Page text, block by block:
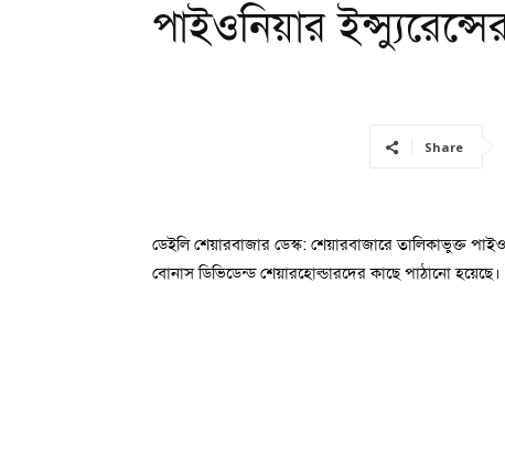
পাইওনিয়ার
Share
ডেইলি শেয়ারবাজার ডেস্ক: শেয়ারবাজারে তালিকাভুক্ত
বোনাস ডিভিডেন্ড শেয়ারহোল্ডারদের কাছে পাঠানো হয়েছে।